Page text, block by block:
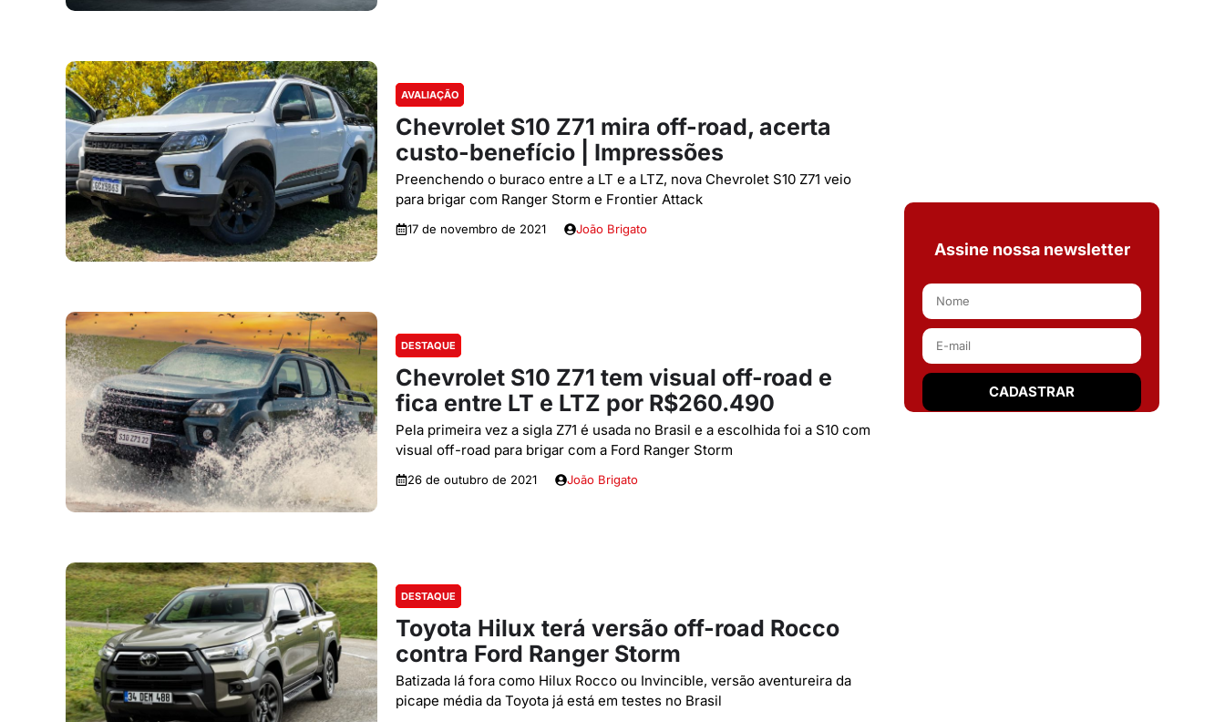
AVALIAÇÃO
Chevrolet S10 Z71 mira off-road, acerta
custo-benefício | Impressões
Preenchendo o buraco entre a LT e a LTZ, nova Chevrolet S10 Z71 veio
para brigar com Ranger Storm e Frontier Attack
17 de novembro de 2021 João Brigato
DESTAQUE
Chevrolet S10 Z71 tem visual off-road e
fica entre LT e LTZ por R$260.490
Pela primeira vez a sigla Z71 é usada no Brasil e a escolhida foi a S10 com
visual off-road para brigar com a Ford Ranger Storm
26 de outubro de 2021 João Brigato
DESTAQUE
Toyota Hilux terá versão off-road Rocco
contra Ford Ranger Storm
Batizada lá fora como Hilux Rocco ou Invincible, versão aventureira da
picape média da Toyota já está em testes no Brasil
Assine nossa newsletter